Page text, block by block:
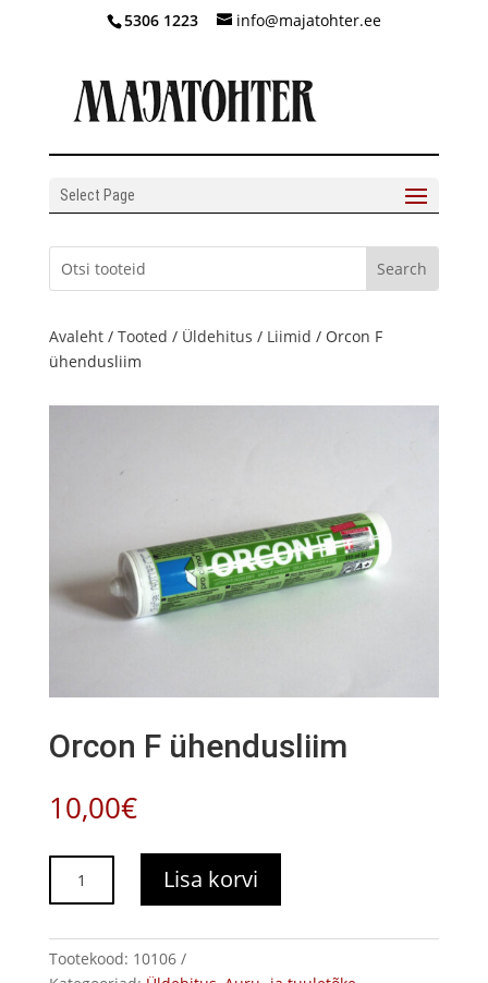
5306 1223 info@majatohter.ee
Select Page
Avaleht/ Tooted / Üldehitus / Liimid / Orcon F
ühendusliim
Orcon F ühendusliim
10,00€
kogus
Lisa korvi
Tootekood: 10106